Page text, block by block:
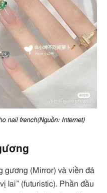
nail french(Nguồn: Internet)
gương (Mirror) và viền đá
lai” (futuristic). Phần đầu